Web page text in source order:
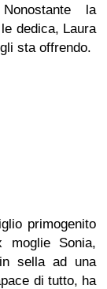
la
dedica, Laura
sta offrendo.
primogenito
Sonia,
sella ad una
di tutto, ha